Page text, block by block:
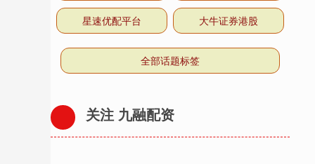
星速优配平台 大牛证券港股
全部话题标签
关注 九融配资